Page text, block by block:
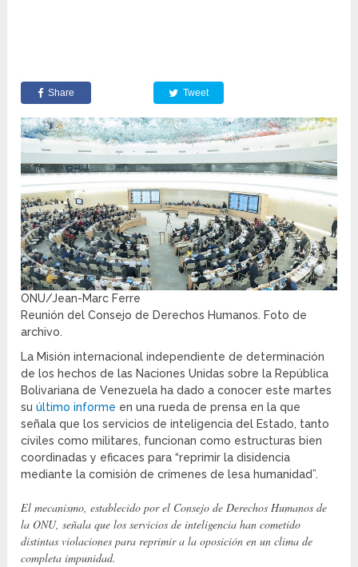
Share Tweet
ONU/Jean-Marc Ferre
Reunión del Consejo de Derechos Humanos. Foto de
archivo.
La Misión internacional independiente de determinación
de los hechos de las Naciones Unidas sobre la República
Bolivariana de Venezuela ha dado a conocer este martes
suúltimo informe en una rueda de prensa en la que
señala que los servicios de inteligencia del Estado, tanto
civiles como militares, funcionan como estructuras bien
coordinadas y eficaces para “reprimir la disidencia
mediante la comisión de crímenes de lesa humanidad”.
El mecanismo, establecido por el Consejo de Derechos Humanos de
la ONU, señala que los servicios de inteligencia han cometido
distintas violaciones para reprimir a la oposición en un clima de
completa impunidad.